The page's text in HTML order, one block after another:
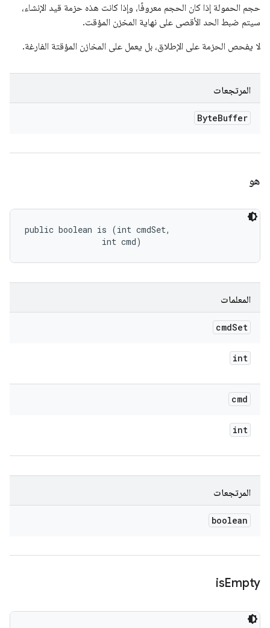
حجم الحمولة إذا كان الحجم معروفًا، وإذا كانت هذه حزمة قيد الإنشاء،
سيتم ضبط الحد الأقصى على نهاية المخزن المؤقت.
لا يفحص الحزمة على الإطلاق، بل يعمل على المخازن المؤقتة الفارغة.
المرتجعات
ByteBuffer
هو
public boolean is (int cmdSet,
                int cmd)
المعلمات
cmdSet
int
cmd
int
المرتجعات
boolean
isEmpty